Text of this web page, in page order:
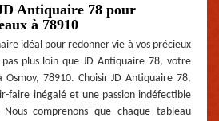
Antiquaire 78 pour
à 78910
idéal pour redonner vie à vos précieux
plus loin que JD Antiquaire 78, votre
78910. Choisir JD Antiquaire 78,
faire inégalé et une passion indéfectible
comprenons que chaque tableau